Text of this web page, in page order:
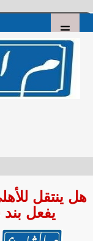
هل ينتقل
يفعل بند